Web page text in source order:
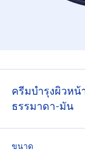
ครีมบำรุงผิวหน้
ธรรมาดา-มัน
ขนาด